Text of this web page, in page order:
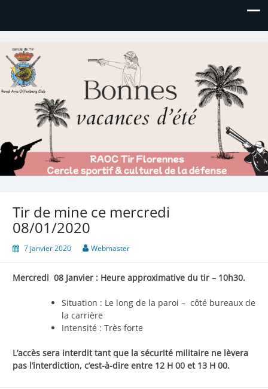
Royal AOC Florennes
Section TIR de l'AVIA
Tir de mine ce mercredi
08/01/2020
7 janvier 2020 Webmaster
Mercredi 08 Janvier : Heure approximative du tir – 10h30.
Situation : Le long de la paroi – côté bureaux de
la carrière
Intensité : Très forte
L’accès sera interdit tant que la sécurité militaire ne lèvera
pas l’interdiction, c’est-à-dire entre 12 H 00 et 13 H 00.